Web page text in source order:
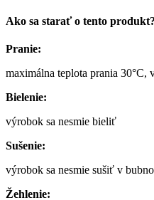
Ako sa starať o tento produkt?
Pranie:
maximálna teplota prania 30°C,
Bielenie:
výrobok sa nesmie bieliť
Sušenie:
výrobok sa nesmie sušiť v
Žehlenie: